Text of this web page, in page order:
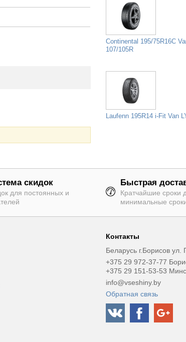
Continental 195/75R16C
107/105R
Laufenn 195R14 i-Fit Van
скидок
для постоянных и
Быстрая
Кратчайшие сроки
минимальные
Контакты
Беларусь г.Борисов ул.
+375 29 972-37-77
+375 29 151-53-53
info@vseshiny.by
Обратная связь